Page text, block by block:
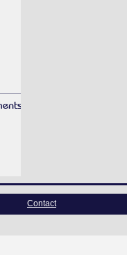
Contact